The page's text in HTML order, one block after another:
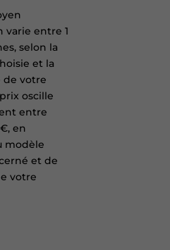
varie entre 1
selon la
et la
de votre
oscille
entre
en
modèle
et de
votre